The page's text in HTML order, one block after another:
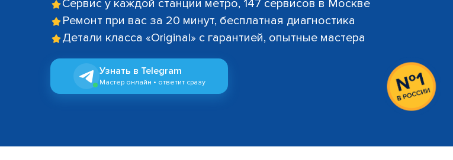
Сервис у каждой станции метро, 147 сервисов в Москве
Ремонт при вас за 20 минут, бесплатная диагностика
Детали класса «Original» с гарантией, опытные мастера
Узнать в Telegram
Мастер онлайн • ответит сразу